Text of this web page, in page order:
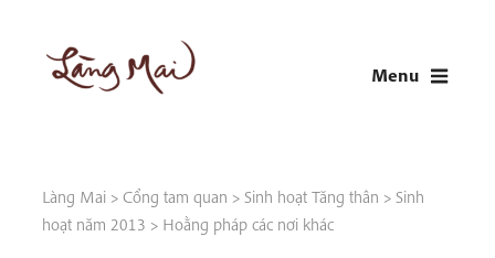
content
Menu
Làng Mai > Cổng tam quan > Sinh hoạt Tăng thân > Sinh
hoạt năm 2013 > Hoằng pháp các nơi khác